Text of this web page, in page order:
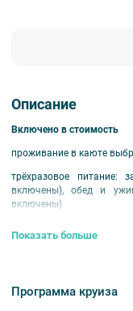
Описание
Включено в стоимость
проживание в каюте
трёхразовое питание:
включены), обед и
включены)
путевая информация на
Показать больше
Программа круиза